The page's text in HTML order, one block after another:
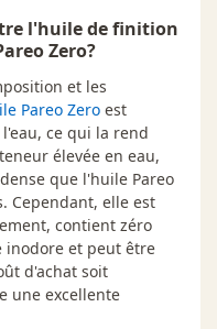
de l’eau et brosser.
devient terne et
(après 1 à 6
sabler légèrement au
une couche
incolore pour raviver
rendre le bois
l'huile de finition
Zero?
et les
Pareo Zero est
ce qui la rend
élevée en eau,
que l'huile Pareo
Cependant, elle est
contient zéro
inodore et peut être
d'achat soit
une excellente